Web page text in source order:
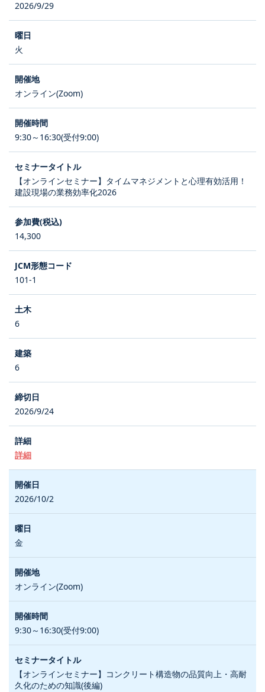
2026/9/29
火
オンライン(Zoom)
9:30～16:30(受付9:00)
【オンラインセミナー】タイムマネジメントと心理有効活用！
建設現場の業務効率化2026
14,300
101-1
6
6
2026/9/24
詳細
2026/10/2
金
オンライン(Zoom)
9:30～16:30(受付9:00)
【オンラインセミナー】コンクリート構造物の品質向上・高耐
久化のための知識(後編)